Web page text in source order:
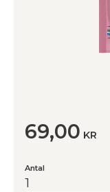
69,00 KR
Antal